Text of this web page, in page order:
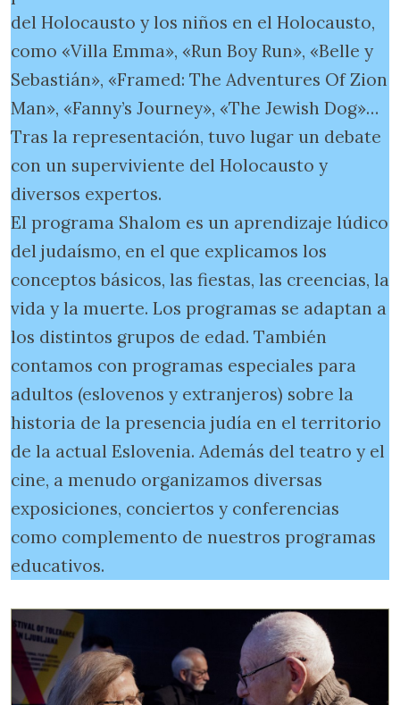
del Holocausto y los niños en el Holocausto,
como «Villa Emma», «Run Boy Run», «Belle y
Sebastián», «Framed: The Adventures Of Zion
Man», «Fanny’s Journey», «The Jewish Dog»…
Tras la representación, tuvo lugar un debate
con un superviviente del Holocausto y
diversos expertos.
El programa Shalom es un aprendizaje lúdico
del judaísmo, en el que explicamos los
conceptos básicos, las fiestas, las creencias, la
vida y la muerte. Los programas se adaptan a
los distintos grupos de edad. También
contamos con programas especiales para
adultos (eslovenos y extranjeros) sobre la
historia de la presencia judía en el territorio
de la actual Eslovenia. Además del teatro y el
cine, a menudo organizamos diversas
exposiciones, conciertos y conferencias
como complemento de nuestros programas
educativos.